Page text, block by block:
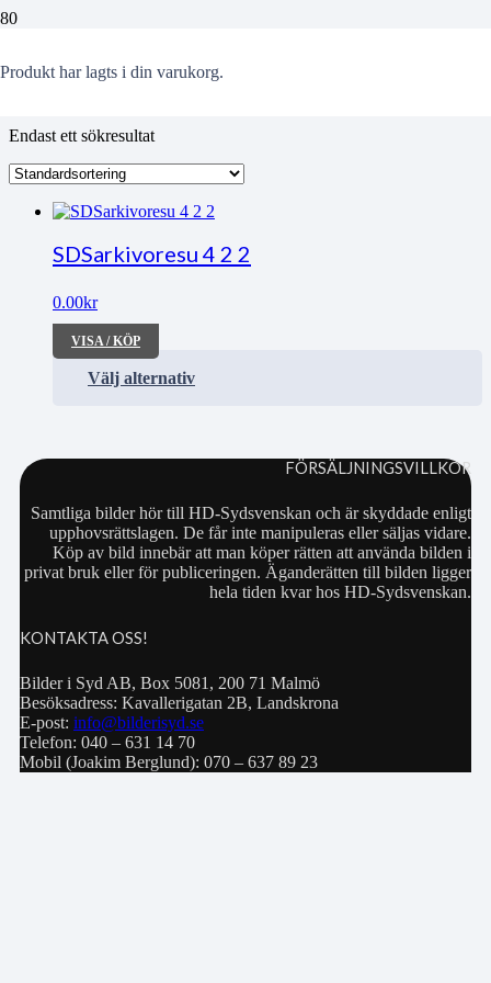
Produkt har lagts i din varukorg.
Resen?rer
Endast ett sökresultat
SDSarkivoresu 4 2 2
0.00kr
VISA / KÖP
Välj alternativ
FÖRSÄLJNINGSVILLKOR
Samtliga bilder hör till HD-Sydsvenskan och är skyddade enligt
upphovsrättslagen. De får inte manipuleras eller säljas vidare.
Köp av bild innebär att man köper rätten att använda bilden i
privat bruk eller för publiceringen. Äganderätten till bilden ligger
hela tiden kvar hos HD-Sydsvenskan.
KONTAKTA OSS!
Bilder i Syd AB, Box 5081, 200 71 Malmö
Besöksadress: Kavallerigatan 2B, Landskrona
E-post: info@bilderisyd.se
Telefon: 040 – 631 14 70
Mobil (Joakim Berglund): 070 – 637 89 23